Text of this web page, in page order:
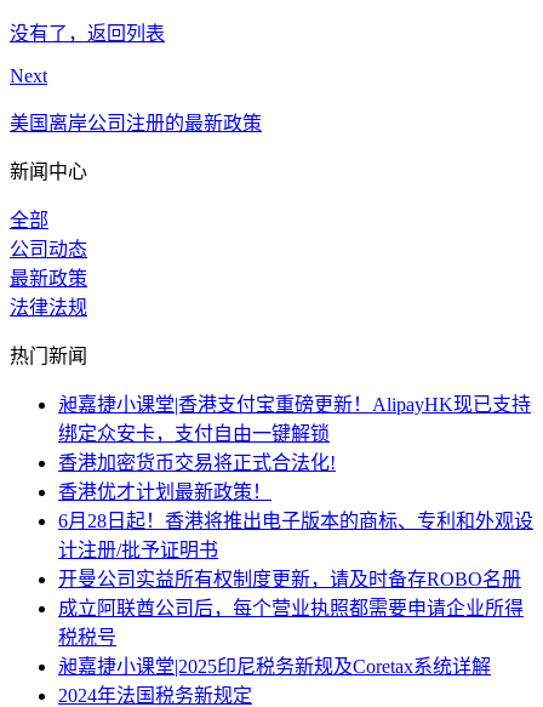
没有了，返回列表
Next
美国离岸公司注册的最新政策
新闻中心
全部
公司动态
最新政策
法律法规
热门新闻
昶嘉捷小课堂|香港支付宝重磅更新！AlipayHK现已支持
绑定众安卡，支付自由一键解锁
香港加密货币交易将正式合法化!
香港优才计划最新政策！
6月28日起！香港将推出电子版本的商标、专利和外观设
计注册/批予证明书
开曼公司实益所有权制度更新，请及时备存ROBO名册
成立阿联酋公司后，每个营业执照都需要申请企业所得
税税号
昶嘉捷小课堂|2025印尼税务新规及Coretax系统详解
2024年法国税务新规定